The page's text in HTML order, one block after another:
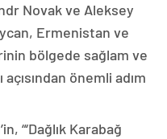
Novak ve Aleksey
Ermenistan ve
bölgede sağlam ve
önemli adım
“‘Dağlık Karabağ